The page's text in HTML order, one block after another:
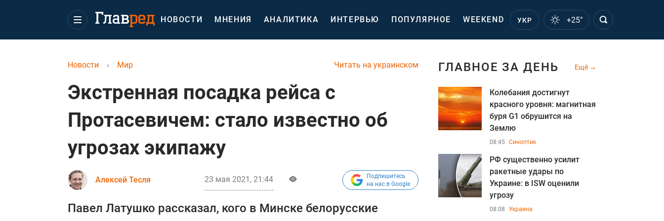
НОВОСТИ МНЕНИЯ АНАЛИТИКА ИНТЕРВЬЮ ПОПУЛЯРНОЕ WEEKEND УКР +25°
Читать на украинском
Новости › Мир
Экстренная посадка рейса с
Протасевичем: стало известно об
угрозах экипажу
Алексей Тесля 23 мая 2021, 21:44
Подпишитесь
на нас в Google
Павел Латушко рассказал, кого в Минске белорусские
ГЛАВНОЕ ЗА ДЕНЬ Ещё
Колебания достигнут
красного уровня: магнитная
буря G1 обрушится на
Землю
08:45 Синоптик
РФ существенно усилит
ракетные удары по
Украине: в ISW оценили
угрозу
08:08 Украина